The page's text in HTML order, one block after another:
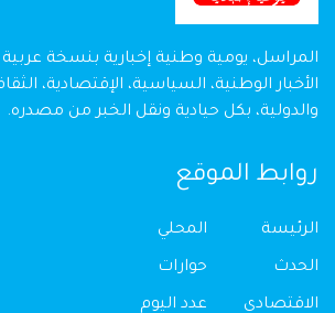
المراسل، يومية وطنية إخبارية بنسخة عربية
الأخبار الوطنية، السياسية، الإقتصادية،
والدولية، بكل حيادية ونقل الخبر من مصدره.
روابط الموقع
الرئيسة
الحدث
الاقتصادي
المحلي
حوارات
عدد اليوم